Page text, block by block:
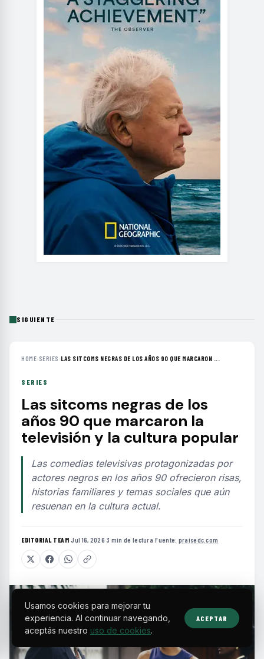
SIGUIENTE
HOME› SERIES ›LAS SITCOMS NEGRAS DE LOS AÑOS 90 QUE MARCARON ...
SERIES
Las sitcoms negras de los
años 90 que marcaron la
televisión y la cultura popular
Las comedias televisivas protagonizadas por
actores negros en los años 90 ofrecieron risas,
historias familiares y temas sociales que aún
resuenan en la cultura actual.
EDITORIAL TEAM·Jul 16, 2026·3 min de lectura·Fuente: praisedc.com
Usamos cookies para mejorar tu
experiencia. Al continuar navegando,
aceptás nuestro uso de cookies.
ACEPTAR